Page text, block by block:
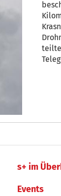
teilte
s+ im
Events